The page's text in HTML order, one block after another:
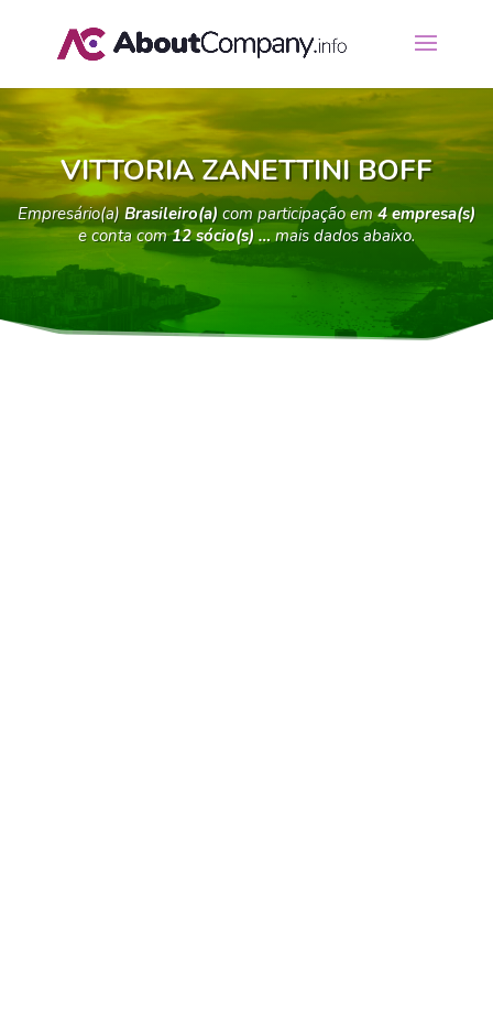
VITTORIA ZANETTINI BOFF
Empresário(a)Brasileiro(a) com participação em4 empresa(s)
e conta com12 sócio(s) …mais dados abaixo.